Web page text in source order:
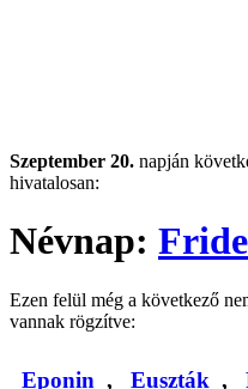
Szeptember 20. napján
hivatalosan:
Névnap:
Ezen felül még a következő
vannak rögzítve:
Eponin , Euszták ,